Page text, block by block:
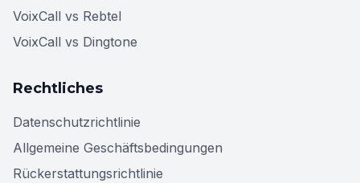
VoixCall vs Rebtel
VoixCall vs Dingtone
Rechtliches
Datenschutzrichtlinie
Allgemeine Geschäftsbedingungen
Rückerstattungsrichtlinie